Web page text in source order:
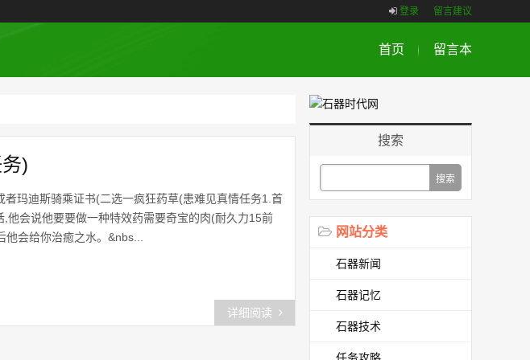
登录 留言建议
首页 留言本
)
者玛迪斯骑乘证书(二选一疯狂药草(患难见真情任务1.首
他会说他要要做一种特效药需要奇宝的肉(耐久力15前
会给你治癒之水。&nbs...
详细阅读
搜索
网站分类
石器新闻
石器记忆
石器技术